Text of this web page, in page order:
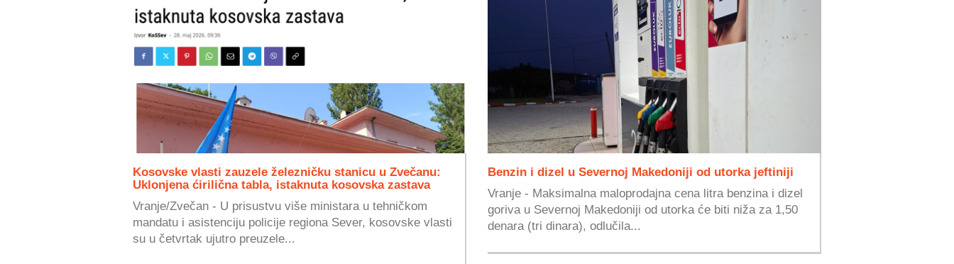
Kosovske vlasti zauzele železničku stanicu u Zvečanu:
Uklonjena ćirilična tabla, istaknuta kosovska zastava
Vranje/Zvečan - U prisustvu više ministara u tehničkom
mandatu i asistenciju policije regiona Sever, kosovske vlasti
su u četvrtak ujutro preuzele...
Benzin i dizel u Severnoj Makedoniji od utorka jeftiniji
Vranje - Maksimalna maloprodajna cena litra benzina i dizel
goriva u Severnoj Makedoniji od utorka će biti niža za 1,50
denara (tri dinara), odlučila...